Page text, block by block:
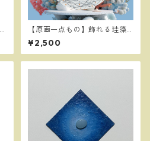
【原画一点もの】飾れる珪藻
土コースター（丸型）: 【Orig
inal Artwork】Decorative Si
lica Coaster (Round)
¥2,500